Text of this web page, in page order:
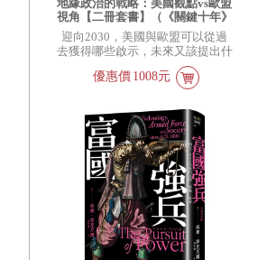
地緣政治的戰略：美國觀點vs歐盟
視角【二冊套書】（《關鍵十年》
＋《歐盟視角》）
迎向2030，美國與歐盟可以從過
去獲得哪些啟示，未來又該提出什
優惠價 1008元